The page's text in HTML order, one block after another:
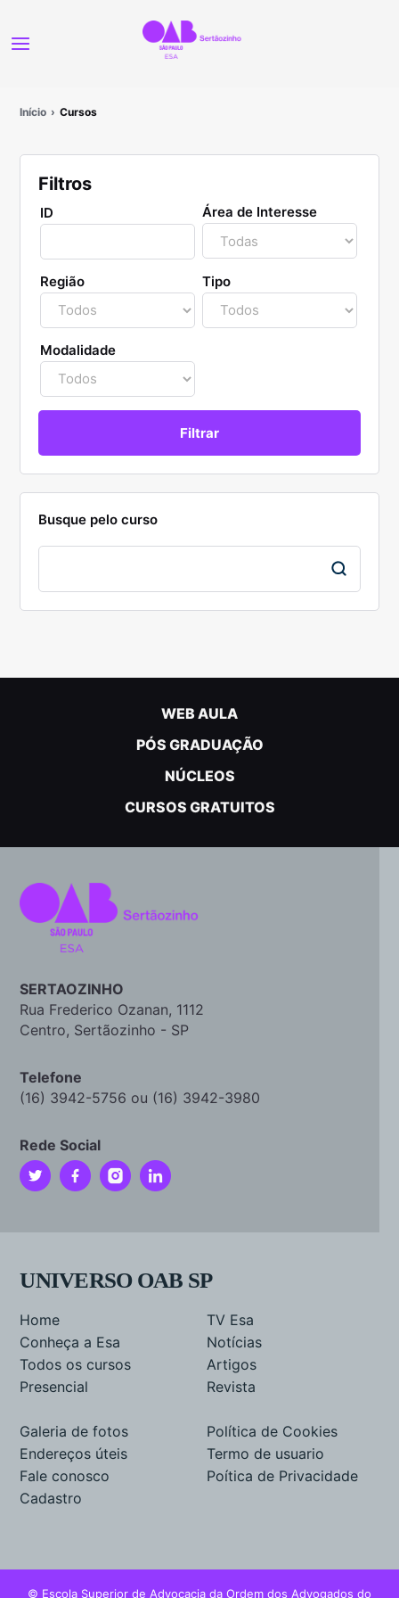
Início Cursos
Filtros
ID Área de Interesse
Região Tipo
Modalidade
Busque pelo curso
WEB AULA
PÓS GRADUAÇÃO
NÚCLEOS
CURSOS GRATUITOS
SERTAOZINHO
Rua Frederico Ozanan, 1112
Centro, Sertãozinho - SP
Telefone
(16) 3942-5756 ou (16) 3942-3980
Rede Social
UNIVERSO OAB SP
Home
Conheça a Esa
Todos os cursos
Presencial
TV Esa
Notícias
Artigos
Revista
Galeria de fotos
Endereços úteis
Fale conosco
Cadastro
Política de Cookies
Termo de usuario
Poítica de Privacidade
© Escola Superior de Advocacia da Ordem dos Advogados do